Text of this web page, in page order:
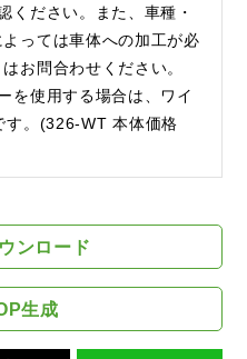
ください。また、車種・
っては車体への加工が必
お問合わせください。
を使用する場合は、ワイ
す。(326-WT 本体価格
ンロード
生成